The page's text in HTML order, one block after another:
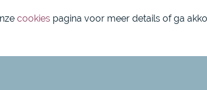
cookies pagina voor meer details of ga